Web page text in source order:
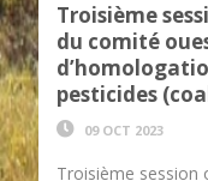
Troisième
du comité
pesticides
09 OCT 2023
Troisième session